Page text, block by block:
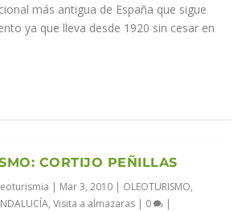
más antigua de España que sigue
ya que lleva desde 1920 sin cesar en
CORTIJO PEÑILLAS
| Mar 3, 2010 | OLEOTURISMO,
,Visita a almazaras | 0 |